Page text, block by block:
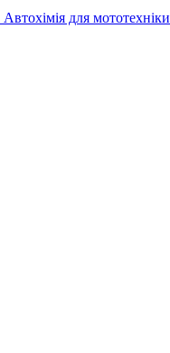
Автохімія для мототехніки